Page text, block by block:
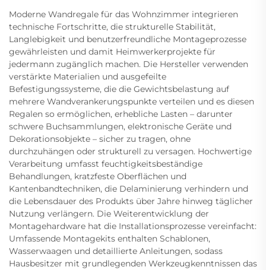
Moderne Wandregale für das Wohnzimmer integrieren
technische Fortschritte, die strukturelle Stabilität,
Langlebigkeit und benutzerfreundliche Montageprozesse
gewährleisten und damit Heimwerkerprojekte für
jedermann zugänglich machen. Die Hersteller verwenden
verstärkte Materialien und ausgefeilte
Befestigungssysteme, die die Gewichtsbelastung auf
mehrere Wandverankerungspunkte verteilen und es diesen
Regalen so ermöglichen, erhebliche Lasten – darunter
schwere Buchsammlungen, elektronische Geräte und
Dekorationsobjekte – sicher zu tragen, ohne
durchzuhängen oder strukturell zu versagen. Hochwertige
Verarbeitung umfasst feuchtigkeitsbeständige
Behandlungen, kratzfeste Oberflächen und
Kantenbandtechniken, die Delaminierung verhindern und
die Lebensdauer des Produkts über Jahre hinweg täglicher
Nutzung verlängern. Die Weiterentwicklung der
Montagehardware hat die Installationsprozesse vereinfacht:
Umfassende Montagekits enthalten Schablonen,
Wasserwaagen und detaillierte Anleitungen, sodass
Hausbesitzer mit grundlegenden Werkzeugkenntnissen das